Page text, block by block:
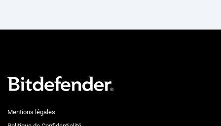
Mentions légales